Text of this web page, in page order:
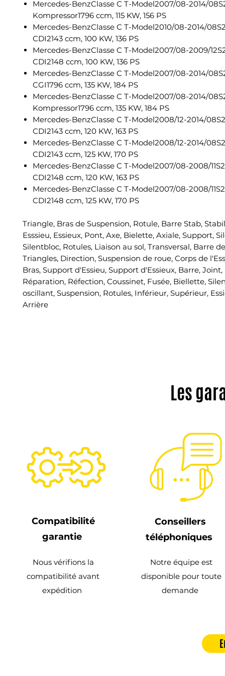
Mercedes-BenzClasse C T-Model2007/08-2014/
Kompressor1796 ccm, 115 KW, 156 PS
Mercedes-BenzClasse C T-Model2010/08-2014/
CDI2143 ccm, 100 KW, 136 PS
Mercedes-BenzClasse C T-Model2007/08-2009/
CDI2148 ccm, 100 KW, 136 PS
Mercedes-BenzClasse C T-Model2007/08-2014/
CGI1796 ccm, 135 KW, 184 PS
Mercedes-BenzClasse C T-Model2007/08-2014/
Kompressor1796 ccm, 135 KW, 184 PS
Mercedes-BenzClasse C T-Model2008/12-2014/
CDI2143 ccm, 120 KW, 163 PS
Mercedes-BenzClasse C T-Model2008/12-2014/
CDI2143 ccm, 125 KW, 170 PS
Mercedes-BenzClasse C T-Model2007/08-2008/
CDI2148 ccm, 120 KW, 163 PS
Mercedes-BenzClasse C T-Model2007/08-2008/
CDI2148 ccm, 125 KW, 170 PS
Triangle, Bras de Suspension, Rotule, Barre Stab,
Esssieu, Essieux, Pont, Axe, Bielette, Axiale, Support,
Silentbloc, Rotules, Liaison au sol, Transversal, Barre
Triangles, Direction, Suspension de roue, Corps de
Bras, Support d'Essieu, Support d'Essieux, Barre, Joint,
Réparation, Réfection, Coussinet, Fusée, Biellette,
oscillant, Suspension, Rotules, Inférieur, Supérieur,
Arrière
Les
Compatibilité
garantie
Nous vérifions la
compatibilité avant
expédition
Conseillers
téléphoniques
Notre équipe est
disponible pour toute
demande